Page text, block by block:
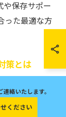
や保存サポー
った最適な方
策とは
、今後の動
納品やクラ
ィアの入手
絡いたします。
ください